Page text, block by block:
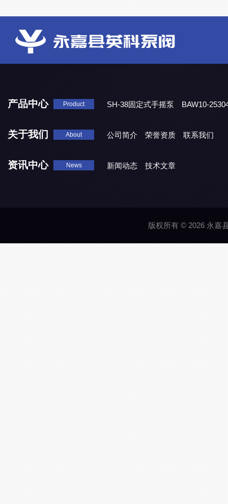
产品中心 Product SH-38固定式手摇泵
BAW10-
关于我们 About 公司简介 荣誉资质 联系我们
资讯中心 News 新闻动态 技术文章
版权所有 © 2026 永嘉